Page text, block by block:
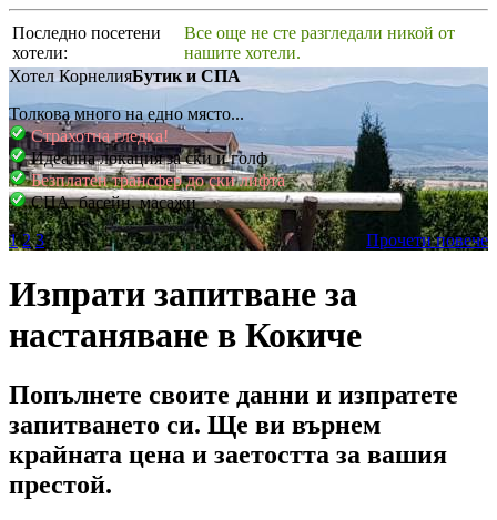
Последно посетени
хотели:
Все още не сте разгледали никой от
нашите хотели.
Хотел КорнелияБутик и СПА
Толкова много на едно място...
Страхотна гледка!
Идеална локация за ски и голф
Безплатен трансфер до ски лифта
СПА, басейн, масажи
Прочети повече
1 2 3
Изпрати запитване за
настаняване в Кокиче
Попълнете своите данни и изпратете
запитването си. Ще ви върнем
крайната цена и заетостта за вашия
престой.